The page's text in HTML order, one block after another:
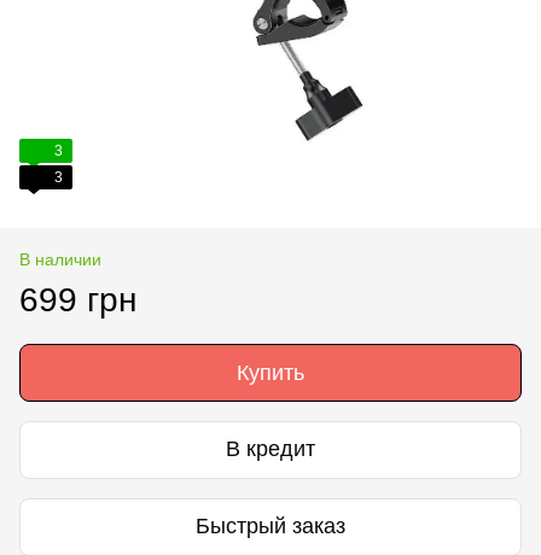
3
3
В наличии
699 грн
Купить
В кредит
Быстрый заказ